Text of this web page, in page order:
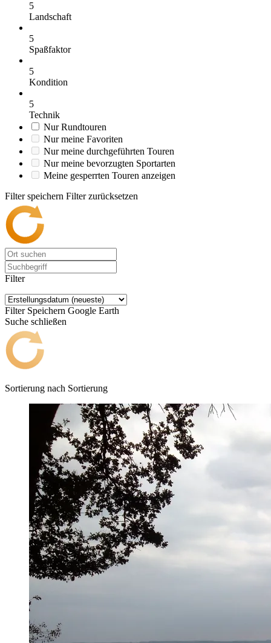
5
Landschaft
5
Spaßfaktor
5
Kondition
5
Technik
Nur Rundtouren
Nur meine Favoriten
Nur meine durchgeführten Touren
Nur meine bevorzugten Sportarten
Meine gesperrten Touren anzeigen
Filter speichern Filter zurücksetzen
Filter
Filter Speichern Google Earth
Suche schließen
Sortierung nach Sortierung